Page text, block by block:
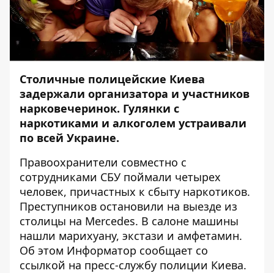
Столичные полицейские Киева
задержали организатора и участников
нарковечеринок. Гулянки с
наркотиками и алкоголем устраивали
по всей Украине.
Правоохранители совместно с
сотрудниками СБУ поймали четырех
человек, причастных к сбыту наркотиков.
Преступников остановили на выезде из
столицы на Mercedes. В салоне машины
нашли марихуану, экстази и амфетамин.
Об этом Информатор сообщает со
ссылкой на пресс-службу полиции Киева.